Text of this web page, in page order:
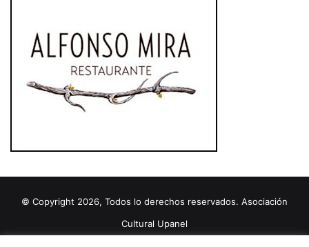
© Copyright 2026, Todos lo derechos reservados. Asociación
Cultural Upanel